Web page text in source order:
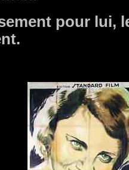
pour lui,